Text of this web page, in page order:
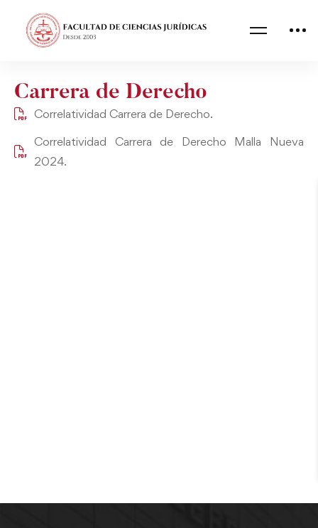
Carrera de Derecho
Correlatividad Carrera de Derecho.
Correlatividad Carrera de Derecho Malla Nueva
2024.